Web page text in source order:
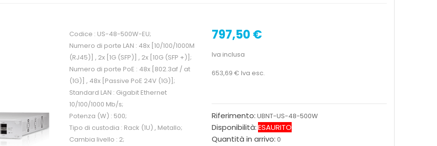
797,50 €
Iva inclusa
653,69 € Iva esc.
Riferimento: UBNT-US-48-500W
Disponibilità:ESAURITO
Quantità in arrivo: 0
Codice : US-48-500W-EU;
Numero di porte LAN : 48x [10/100/1000M
(RJ45)] , 2x [1G (SFP)] , 2x [10G (SFP +)];
Numero di porte PoE : 48x [802.3af / at
(1G)] , 48x [Passive PoE 24V (1G)];
Standard LAN : Gigabit Ethernet
10/100/1000 Mb/s;
Potenza (W) : 500;
Tipo di custodia : Rack (1U) , Metallo;
Cambia livello : 2;